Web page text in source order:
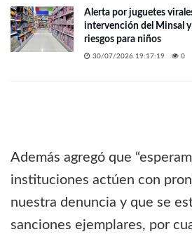
Alerta por juguetes
intervención del Minsal
riesgos para niños
30/07/2026 19:17:19 0
Además agregó que
instituciones actúen con
nuestra denuncia y que se
sanciones ejemplares, por